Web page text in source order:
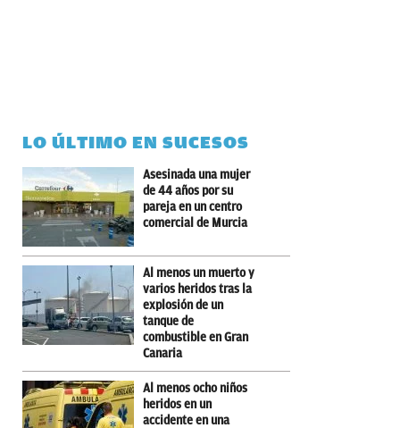
LO ÚLTIMO EN SUCESOS
Asesinada una mujer
de 44 años por su
pareja en un centro
comercial de Murcia
Al menos un muerto y
varios heridos tras la
explosión de un
tanque de
combustible en Gran
Canaria
Al menos ocho niños
heridos en un
accidente en una